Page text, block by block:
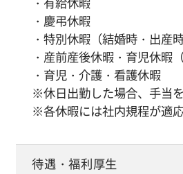
・慶弔休暇
・特別休暇（結婚時・出産
・産前産後休暇・育児休暇
・育児・介護・看護休暇
※休日出勤した場合、手当を
※各休暇には社内規程が適応
待遇・福利厚生